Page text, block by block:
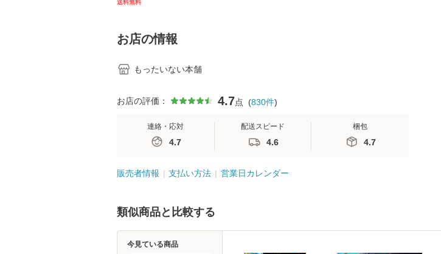
堂 [単行
送料無料
お店の情報
もったいない本舗
お店の評価： 4.7点 (830件)
連絡・応対
4.7
配送スピード
4.6
梱包
4.7
販売者情報 支払い方法 営業日カレンダー
類似商品と比較する
今見ている商品